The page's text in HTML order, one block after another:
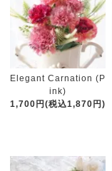
Elegant Carnation (P
ink)
1,700円(税込1,870円)